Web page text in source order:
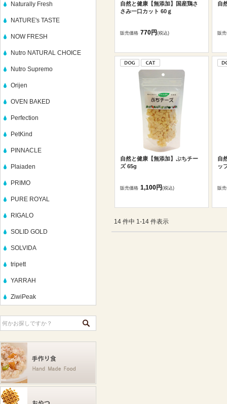
Naturally Fresh
NATURE's TASTE
NOW FRESH
Nutro NATURAL CHOICE
Nutro Supremo
Orijen
OVEN BAKED
Perfection
PetKind
PINNACLE
Plaiaden
PRIMO
PURE ROYAL
RIGALO
SOLID GOLD
SOLVIDA
tripett
YARRAH
ZiwiPeak
自然と健康【無添加】国産鶏さ
さみ一口カット 60ｇ
販売価格 770円(税込)
自
販
自然と健康【無添加】ぷちチー
ズ 65g
販売価格 1,100円(税込)
自
ッ
販
14 件中 1-14 件表示